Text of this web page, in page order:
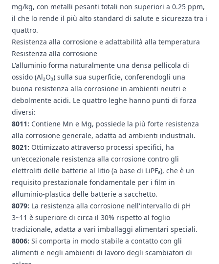
mg/kg, con metalli pesanti totali non superiori a 0.25 ppm,
il che lo rende il più alto standard di salute e sicurezza tra i
quattro.
Resistenza alla corrosione e adattabilità alla temperatura
Resistenza alla corrosione
L'alluminio forma naturalmente una densa pellicola di
ossido (Al₂O₃) sulla sua superficie, conferendogli una
buona resistenza alla corrosione in ambienti neutri e
debolmente acidi. Le quattro leghe hanno punti di forza
diversi:
8011: Contiene Mn e Mg, possiede la più forte resistenza
alla corrosione generale, adatta ad ambienti industriali.
8021: Ottimizzato attraverso processi specifici, ha
un'eccezionale resistenza alla corrosione contro gli
elettroliti delle batterie al litio (a base di LiPF₆), che è un
requisito prestazionale fondamentale per i film in
alluminio-plastica delle batterie a sacchetto.
8079: La resistenza alla corrosione nell'intervallo di pH
3~11 è superiore di circa il 30% rispetto al foglio
tradizionale, adatta a vari imballaggi alimentari speciali.
8006: Si comporta in modo stabile a contatto con gli
alimenti e negli ambienti di lavoro degli scambiatori di